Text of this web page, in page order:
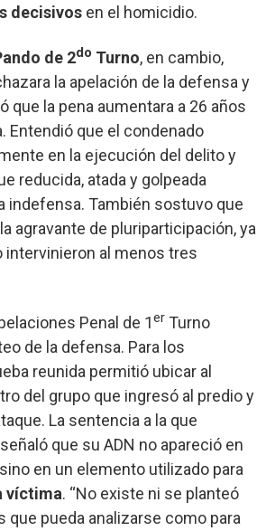
decisivos en el homicidio.
de 2do Turno, en cambio,
la apelación de la defensa y
que la pena aumentara a 26 años
Entendió que el condenado
en la ejecución del delito y
reducida, atada y golpeada
indefensa. También sostuvo que
agravante de pluriparticipación, ya
intervinieron al menos tres
Penal de 1er Turno
de la defensa. Para los
reunida permitió ubicar al
del grupo que ingresó al predio y
La sentencia a la que
que su ADN no apareció en
en un elemento utilizado para
víctima. “No existe ni se planteó
que pueda analizarse como para